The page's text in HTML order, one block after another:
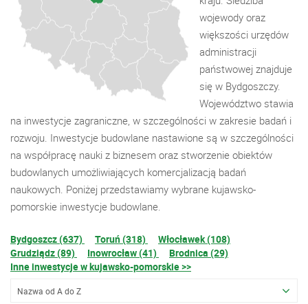
wojewody oraz
większości urzędów
administracji
państwowej znajduje
się w Bydgoszczy.
Województwo stawia
na inwestycje zagraniczne, w szczególności w zakresie badań i
rozwoju. Inwestycje budowlane nastawione są w szczególności
na współpracę nauki z biznesem oraz stworzenie obiektów
budowlanych umożliwiających komercjalizacją badań
naukowych. Poniżej przedstawiamy wybrane kujawsko-
pomorskie inwestycje budowlane.
Bydgoszcz (637) Toruń (318)
Włocławek (108)
Grudziądz (89)
Inowrocław (41)
Brodnica (29)
Inne inwestycje w kujawsko-pomorskie >>
Nazwa od A do Z